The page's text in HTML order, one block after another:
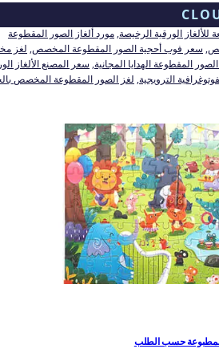
الورقية الرخيصة, مورد ألغاز الصور المقطوعة
فوب أحجية الصور المقطوعة المخصص, لغز مخصص
الهدايا المجانية, سعر المصنع الألغاز الورقية ,
الترويجية, لغز الصور المقطوعة المخصص بالجملة
حسب الطلب